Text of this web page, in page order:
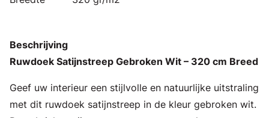
Beschrijving
Ruwdoek Satijnstreep Gebroken Wit – 320 cm Breed
Geef uw interieur een stijlvolle en natuurlijke uitstraling
met dit ruwdoek satijnstreep in de kleur gebroken wit.